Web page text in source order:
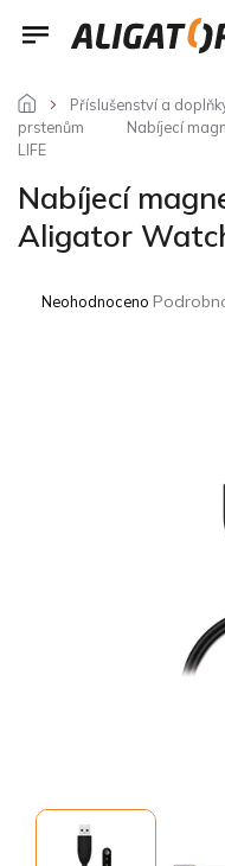
Přejít
Příslušenství a
prstenům
Nabíjecí
LIFE
Nabíjecí
Aligator
Průměrné
Neohodnoceno